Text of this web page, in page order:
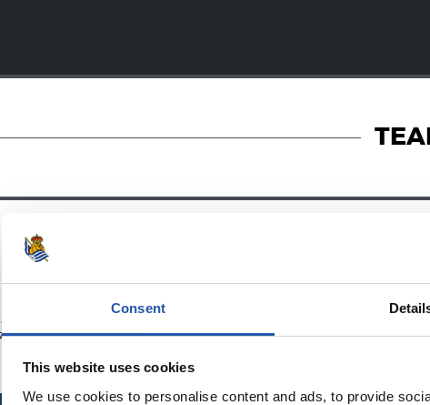
Consent
This website uses cookies
We use cookies to personalise content and ads, to provide
・マ
の一
公式発表
ジョン・マルティ
ン、2032年まで契約
延長